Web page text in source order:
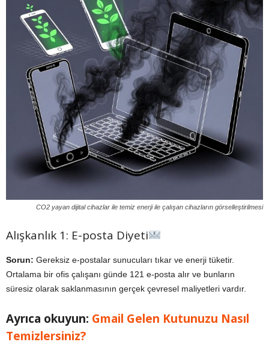
CO2 yayan dijital cihazlar ile temiz enerji ile çalışan cihazların görselleştirilmesi
Alışkanlık 1: E-posta Diyeti
Sorun: Gereksiz e-postalar sunucuları tıkar ve enerji tüketir.
Ortalama bir ofis çalışanı günde 121 e-posta alır ve bunların
süresiz olarak saklanmasının gerçek çevresel maliyetleri vardır.
Ayrıca okuyun: Gmail Gelen Kutunuzu Nasıl
Temizlersiniz?